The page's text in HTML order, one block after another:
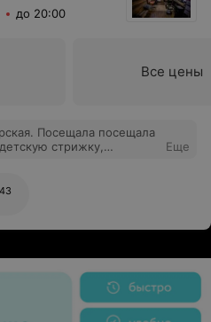
до 20:00
Все цены
Посещала посещала
стрижку,
Еще